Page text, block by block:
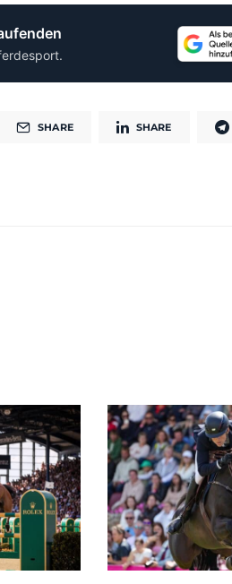
SHARE SHARE